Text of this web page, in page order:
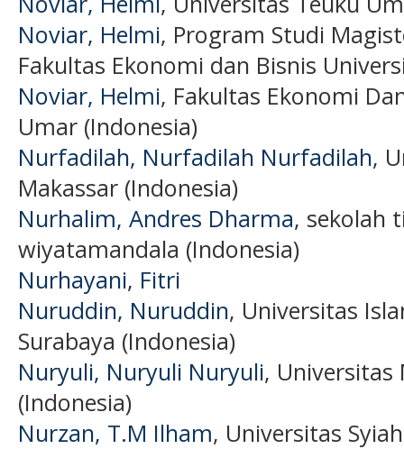
Noviar, Helmi, Program Studi
Fakultas Ekonomi dan Bisnis
Noviar, Helmi, Fakultas Ekonomi
Umar (Indonesia)
Nurfadilah, Nurfadilah Nurfadilah,
Makassar (Indonesia)
Nurhalim, Andres Dharma, sekolah
wiyatamandala (Indonesia)
Nurhayani, Fitri
Nuruddin, Nuruddin, Universitas
Surabaya (Indonesia)
Nuryuli, Nuryuli Nuryuli,
(Indonesia)
Nurzan, T.M Ilham, Universitas